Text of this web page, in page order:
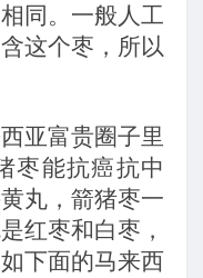
同。一般人工
这个枣，所以
亚富贵圈子里
枣能抗癌抗中
丸，箭猪枣一
红枣和白枣，
下面的马来西